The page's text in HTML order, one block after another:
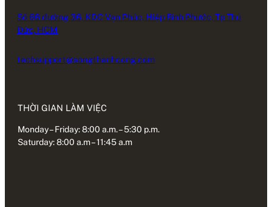
Số 66 đường 36, KDC Vạn Phúc, Hiệp Bình Phước, Tp Thủ
Đức, HCM
techsupport@songthanhcong.com
THỜI GIAN LÀM VIỆC
Monday – Friday: 8:00 a.m. – 5:30 p.m.
Saturday: 8:00 a.m – 11:45 a.m